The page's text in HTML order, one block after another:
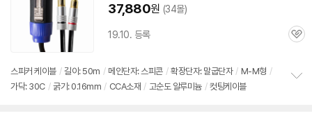
37,880원 (34몰)
19.10. 등록
관
스피커 케이블 / 길이: 50m / 메인단자: 스피콘 / 확장단자: 말굽단자 / M-M형 /
가닥: 30C / 굵기: 0.16mm / CCA소재 / 고순도 알루미늄 / 컷팅케이블